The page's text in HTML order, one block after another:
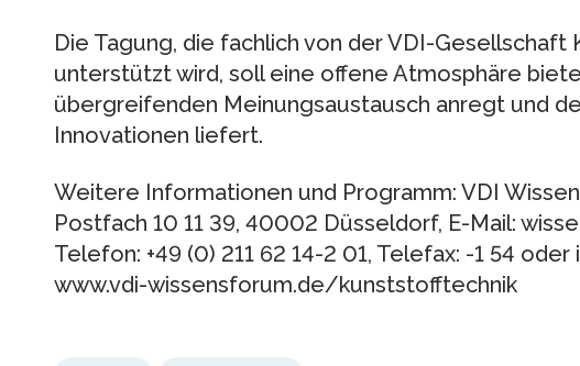
Die Tagung, die fachlich von der VDI-Gesellschaft
unterstützt wird, soll eine offene Atmosphäre
übergreifenden Meinungsaustausch anregt und
Innovationen liefert.
Weitere Informationen und Programm: VDI
Postfach 10 11 39, 40002 Düsseldorf, E-Mail:
Telefon: +49 (0) 211 62 14-2 01, Telefax: -1 54
www.vdi-wissensforum.de/kunststofftechnik